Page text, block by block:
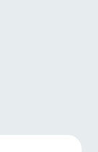
ビゲート